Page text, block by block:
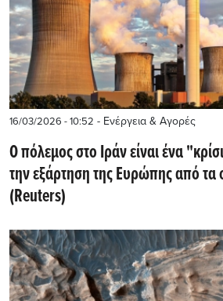
16/03/2026 - 10:52 - Ενέργεια & Αγορές
Ο πόλεμος στο Ιράν είναι ένα
την εξάρτηση της Ευρώπης από τα
(Reuters)